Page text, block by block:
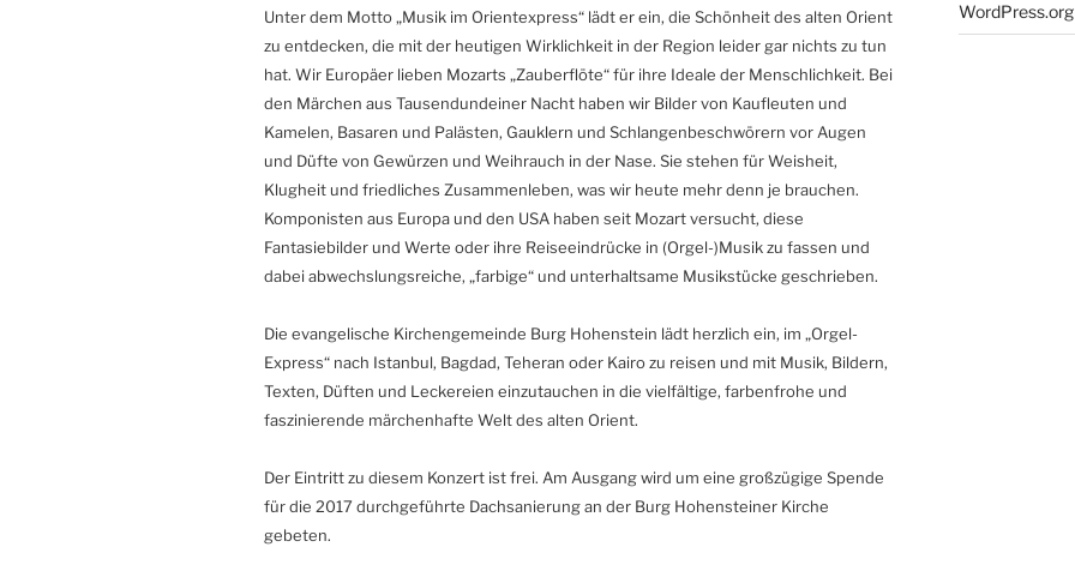
Unter dem Motto „Musik im Orientexpress“ lädt er ein, die Schönheit des alten Orient
zu entdecken, die mit der heutigen Wirklichkeit in der Region leider gar nichts zu tun
hat. Wir Europäer lieben Mozarts „Zauberflöte“ für ihre Ideale der Menschlichkeit. Bei
den Märchen aus Tausendundeiner Nacht haben wir Bilder von Kaufleuten und
Kamelen, Basaren und Palästen, Gauklern und Schlangenbeschwörern vor Augen
und Düfte von Gewürzen und Weihrauch in der Nase. Sie stehen für Weisheit,
Klugheit und friedliches Zusammenleben, was wir heute mehr denn je brauchen.
Komponisten aus Europa und den USA haben seit Mozart versucht, diese
Fantasiebilder und Werte oder ihre Reiseeindrücke in (Orgel-)Musik zu fassen und
dabei abwechslungsreiche, „farbige“ und unterhaltsame Musikstücke geschrieben.
Die evangelische Kirchengemeinde Burg Hohenstein lädt herzlich ein, im „Orgel-
Express“ nach Istanbul, Bagdad, Teheran oder Kairo zu reisen und mit Musik, Bildern,
Texten, Düften und Leckereien einzutauchen in die vielfältige, farbenfrohe und
faszinierende märchenhafte Welt des alten Orient.
Der Eintritt zu diesem Konzert ist frei. Am Ausgang wird um eine großzügige Spende
für die 2017 durchgeführte Dachsanierung an der Burg Hohensteiner Kirche
gebeten.
WordPress.org